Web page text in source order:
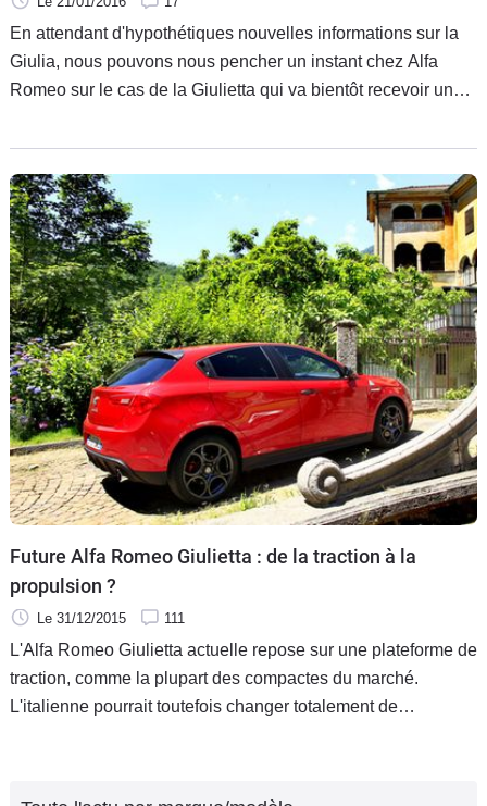
En attendant d'hypothétiques nouvelles informations sur la
Giulia, nous pouvons nous pencher un instant chez Alfa
Romeo sur le cas de la Giulietta qui va bientôt recevoir un
habillé de camouflage. L'auto ne devrait normalement pas
être chamboulée.
Future Alfa Romeo Giulietta : de la traction à la
propulsion ?
Le 31/12/2015 111
L'Alfa Romeo Giulietta actuelle repose sur une plateforme de
traction, comme la plupart des compactes du marché.
L'italienne pourrait toutefois changer totalement de